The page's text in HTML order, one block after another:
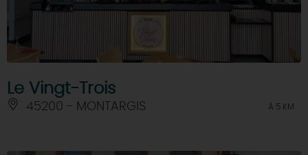
Le Vingt-Trois
45200 - MONTARGIS À 5 KM